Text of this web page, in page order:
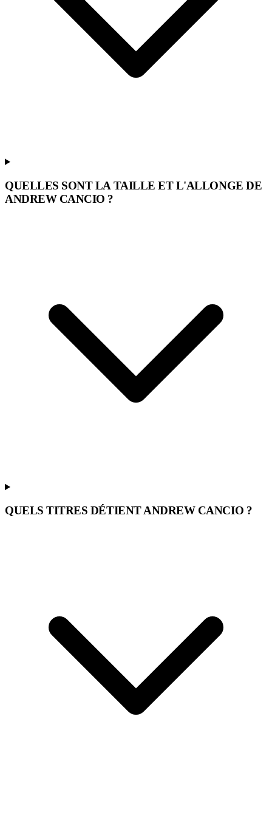
QUELLES SONT LA TAILLE ET L'ALLONGE DE
ANDREW CANCIO ?
QUELS TITRES DÉTIENT ANDREW CANCIO ?